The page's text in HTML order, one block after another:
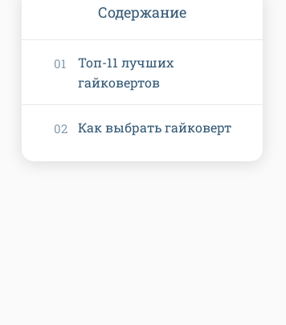
Содержание
Топ-11 лучших
гайковертов
Как выбрать гайковерт